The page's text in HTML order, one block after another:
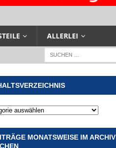
ALLERLEI
MONATSWEISE IM ARCHIV